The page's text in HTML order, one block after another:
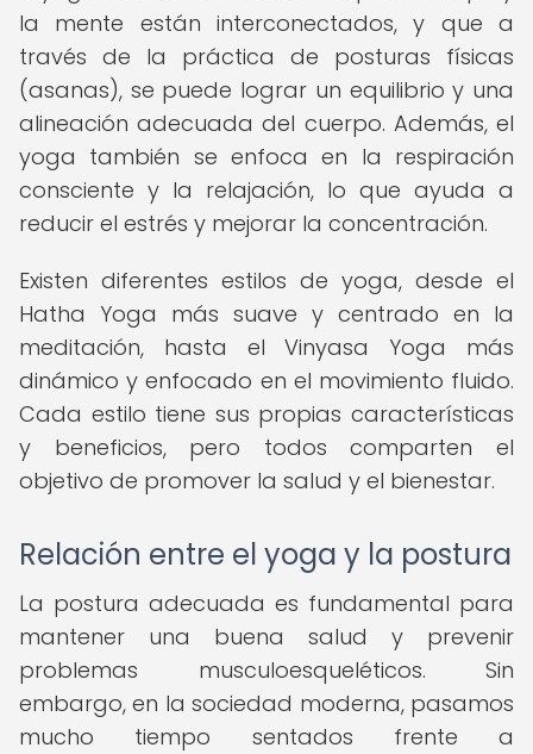
la mente están interconectados, y que a
través de la práctica de posturas físicas
(asanas), se puede lograr un equilibrio y una
alineación adecuada del cuerpo. Además, el
yoga también se enfoca en la respiración
consciente y la relajación, lo que ayuda a
reducir el estrés y mejorar la concentración.
Existen diferentes estilos de yoga, desde el
Hatha Yoga más suave y centrado en la
meditación, hasta el Vinyasa Yoga más
dinámico y enfocado en el movimiento fluido.
Cada estilo tiene sus propias características
y beneficios, pero todos comparten el
objetivo de promover la salud y el bienestar.
Relación entre el yoga y la postura
La postura adecuada es fundamental para
mantener una buena salud y prevenir
problemas musculoesqueléticos. Sin
embargo, en la sociedad moderna, pasamos
mucho tiempo sentados frente a